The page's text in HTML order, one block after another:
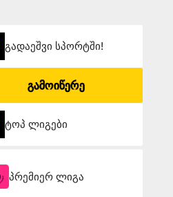
გადაეშვი სპორტში!
გამოიწერე
ტოპ ლიგები
პრემიერ ლიგა